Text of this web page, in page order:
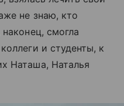
не знаю, кто
смогла
и студенты, к
Наташа, Наталья